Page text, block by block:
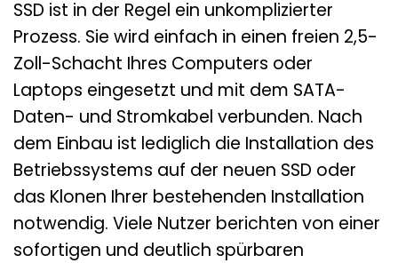
SSD ist in der Regel ein unkomplizierter
Prozess. Sie wird einfach in einen freien 2,5-
Zoll-Schacht Ihres Computers oder
Laptops eingesetzt und mit dem SATA-
Daten- und Stromkabel verbunden. Nach
dem Einbau ist lediglich die Installation des
Betriebssystems auf der neuen SSD oder
das Klonen Ihrer bestehenden Installation
notwendig. Viele Nutzer berichten von einer
sofortigen und deutlich spürbaren